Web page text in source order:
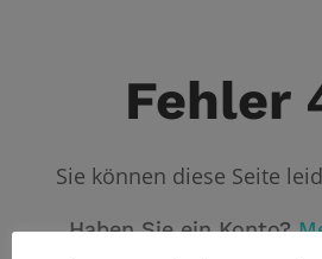
Fehler
Sie können diese Seite
Haben Sie ein Konto?